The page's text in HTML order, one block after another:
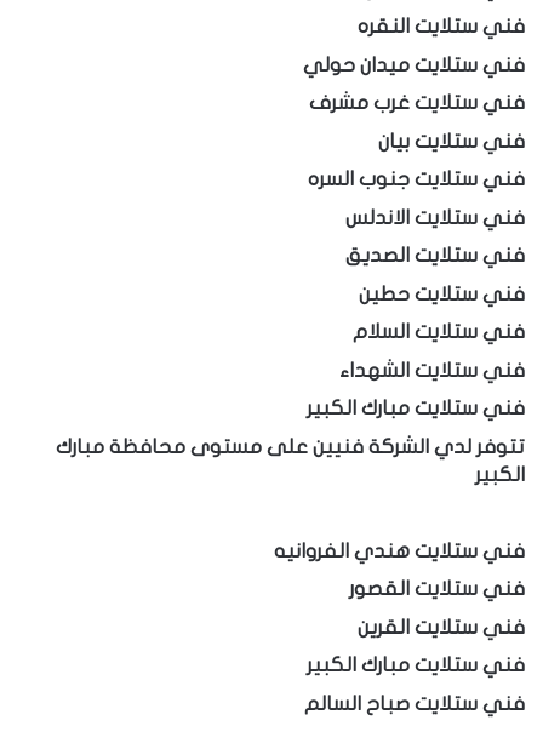
فني ستلايت النقره
فني ستلايت ميدان حولي
فني ستلايت غرب مشرف
فني ستلايت بيان
فني ستلايت جنوب السره
فني ستلايت الاندلس
فني ستلايت الصديق
فني ستلايت حطين
فني ستلايت السلام
فني ستلايت الشهداء
فني ستلايت مبارك الكبير
تتوفر لدي الشركة فنيين على مستوى محافظة مبارك
الكبير
فني ستلايت هندي الفروانيه
فني ستلايت القصور
فني ستلايت القرين
فني ستلايت مبارك الكبير
فني ستلايت صباح السالم